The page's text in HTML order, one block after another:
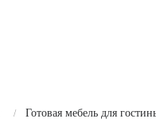
Готовая мебель для